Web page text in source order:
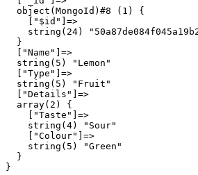
  object(MongoId)#8 (1) {
    ["$id"]=>
string(24)
  }
  ["Name"]=>
  string(5) "Lemon"
  ["Type"]=>
  string(5) "Fruit"
  ["Details"]=>
  array(2) {
    ["Taste"]=>
    string(4) "Sour"
    ["Colour"]=>
    string(5) "Green"
  }
}